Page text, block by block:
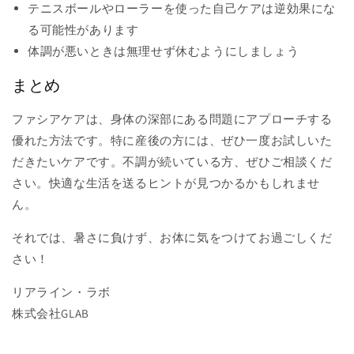
テニスボールやローラーを使った自己ケアは逆効果にな
る可能性があります
体調が悪いときは無理せず休むようにしましょう
まとめ
ファシアケアは、身体の深部にある問題にアプローチする
優れた方法です。特に産後の方には、ぜひ一度お試しいた
だきたいケアです。不調が続いている方、ぜひご相談くだ
さい。快適な生活を送るヒントが見つかるかもしれませ
ん。
それでは、暑さに負けず、お体に気をつけてお過ごしくだ
さい！
リアライン・ラボ
株式会社GLAB